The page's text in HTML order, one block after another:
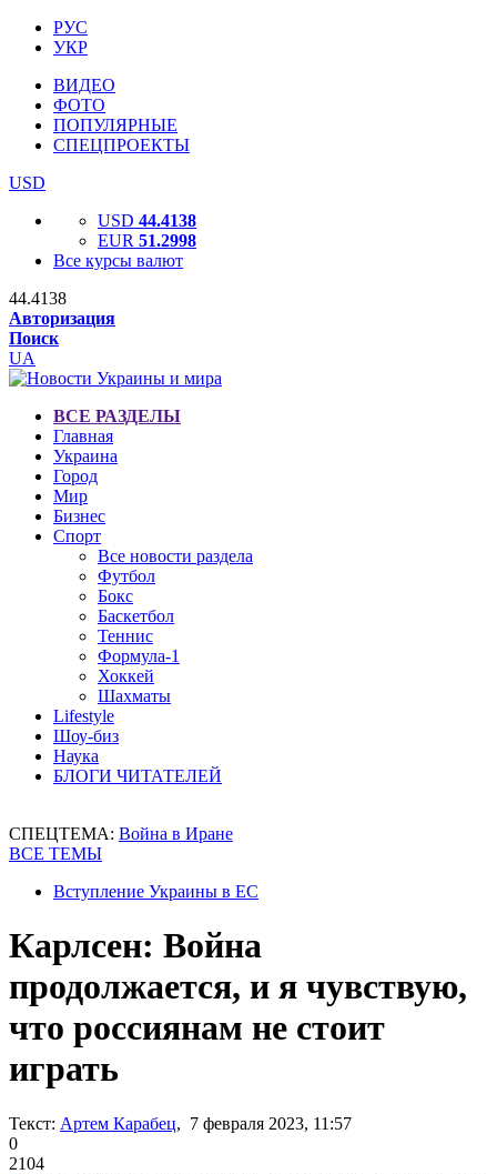
РУС
УКР
ВИДЕО
ФОТО
ПОПУЛЯРНЫЕ
СПЕЦПРОЕКТЫ
USD
USD 44.4138
EUR 51.2998
Все курсы валют
44.4138
Авторизация
Поиск
UA
ВСЕ РАЗДЕЛЫ
Главная
Украина
Город
Мир
Бизнес
Спорт
Все новости раздела
Футбол
Бокс
Баскетбол
Теннис
Формула-1
Хоккей
Шахматы
Lifestyle
Шоу-биз
Наука
БЛОГИ ЧИТАТЕЛЕЙ
СПЕЦТЕМА: Война в Иране
ВСЕ ТЕМЫ
Вступление Украины в ЕС
Карлсен: Война
продолжается, и я чувствую,
что россиянам не стоит
играть
Текст: Артем Карабец, 7 февраля 2023, 11:57
0
2104